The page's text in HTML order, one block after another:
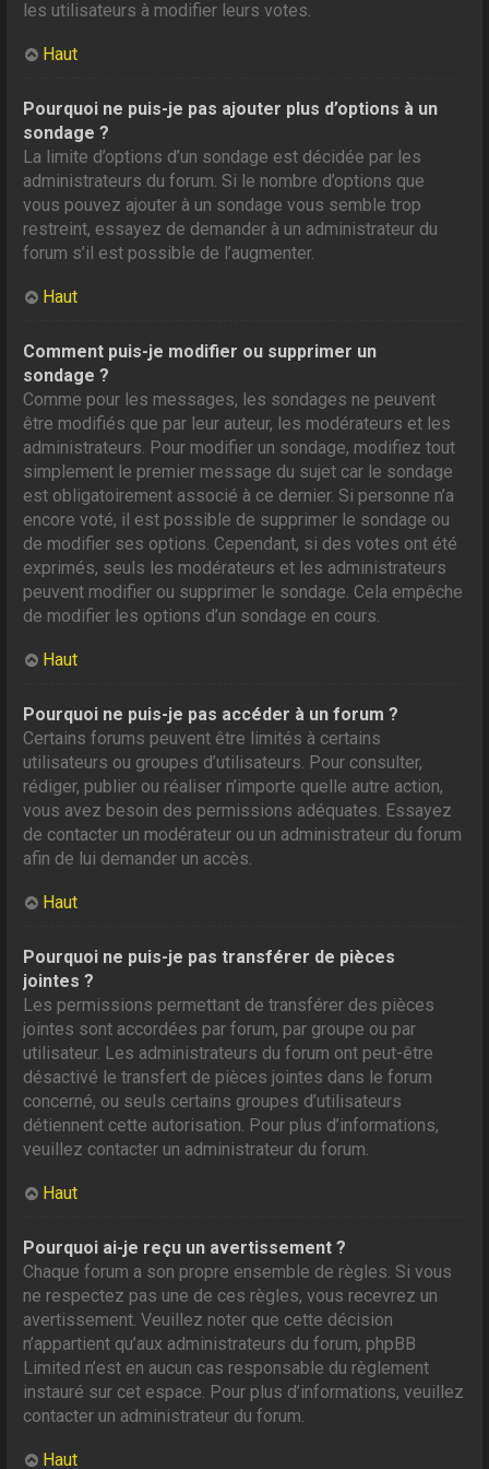
les utilisateurs à modifier leurs votes.
Haut
Pourquoi ne puis-je pas ajouter plus d’options à un
sondage ?
La limite d’options d’un sondage est décidée par les
administrateurs du forum. Si le nombre d’options que
vous pouvez ajouter à un sondage vous semble trop
restreint, essayez de demander à un administrateur du
forum s’il est possible de l’augmenter.
Haut
Comment puis-je modifier ou supprimer un
sondage ?
Comme pour les messages, les sondages ne peuvent
être modifiés que par leur auteur, les modérateurs et les
administrateurs. Pour modifier un sondage, modifiez tout
simplement le premier message du sujet car le sondage
est obligatoirement associé à ce dernier. Si personne n’a
encore voté, il est possible de supprimer le sondage ou
de modifier ses options. Cependant, si des votes ont été
exprimés, seuls les modérateurs et les administrateurs
peuvent modifier ou supprimer le sondage. Cela empêche
de modifier les options d’un sondage en cours.
Haut
Pourquoi ne puis-je pas accéder à un forum ?
Certains forums peuvent être limités à certains
utilisateurs ou groupes d’utilisateurs. Pour consulter,
rédiger, publier ou réaliser n’importe quelle autre action,
vous avez besoin des permissions adéquates. Essayez
de contacter un modérateur ou un administrateur du forum
afin de lui demander un accès.
Haut
Pourquoi ne puis-je pas transférer de pièces
jointes ?
Les permissions permettant de transférer des pièces
jointes sont accordées par forum, par groupe ou par
utilisateur. Les administrateurs du forum ont peut-être
désactivé le transfert de pièces jointes dans le forum
concerné, ou seuls certains groupes d’utilisateurs
détiennent cette autorisation. Pour plus d’informations,
veuillez contacter un administrateur du forum.
Haut
Pourquoi ai-je reçu un avertissement ?
Chaque forum a son propre ensemble de règles. Si vous
ne respectez pas une de ces règles, vous recevrez un
avertissement. Veuillez noter que cette décision
n’appartient qu’aux administrateurs du forum, phpBB
Limited n’est en aucun cas responsable du règlement
instauré sur cet espace. Pour plus d’informations, veuillez
contacter un administrateur du forum.
Haut